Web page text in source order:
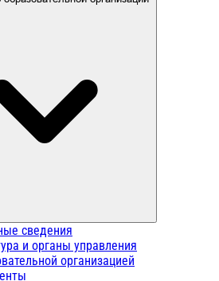
сведения
и органы управления
организацией